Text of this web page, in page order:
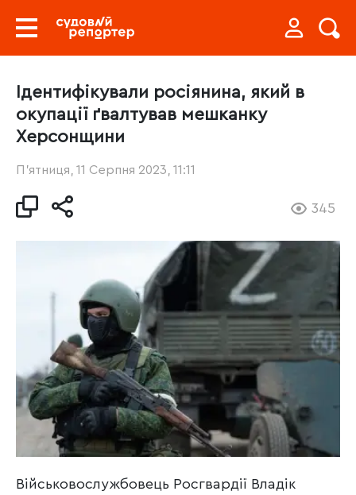
Ідентифікували росіянина, який в
окупації ґвалтував мешканку
Херсонщини
П’ятниця, 11 Серпня 2023, 11:11
345
Військовослужбовець Росгвардії Владік